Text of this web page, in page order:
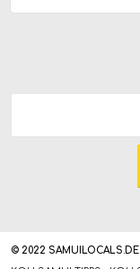
© 2022 SAMUILOCALS.DE